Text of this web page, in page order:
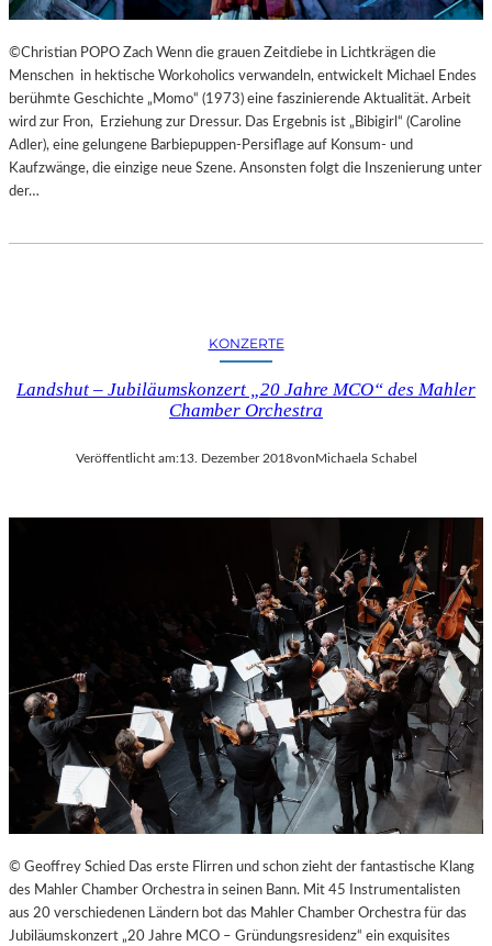
T
R
F
E
S
T
S
E
©Christian POPO Zach Wenn die grauen Zeitdiebe in Lichtkrägen die
Menschen in hektische Workoholics verwandeln, entwickelt Michael Endes
berühmte Geschichte „Momo“ (1973) eine faszinierende Aktualität. Arbeit
wird zur Fron, Erziehung zur Dressur. Das Ergebnis ist „Bibigirl“ (Caroline
Adler), eine gelungene Barbiepuppen-Persiflage auf Konsum- und
Kaufzwänge, die einzige neue Szene. Ansonsten folgt die Inszenierung unter
der…
KONZERTE
Landshut – Jubiläumskonzert „20 Jahre MCO“ des Mahler
Chamber Orchestra
Veröffentlicht am:13. Dezember 2018vonMichaela Schabel
© Geoffrey Schied Das erste Flirren und schon zieht der fantastische Klang
des Mahler Chamber Orchestra in seinen Bann. Mit 45 Instrumentalisten
aus 20 verschiedenen Ländern bot das Mahler Chamber Orchestra für das
Jubiläumskonzert „20 Jahre MCO – Gründungsresidenz“ ein exquisites